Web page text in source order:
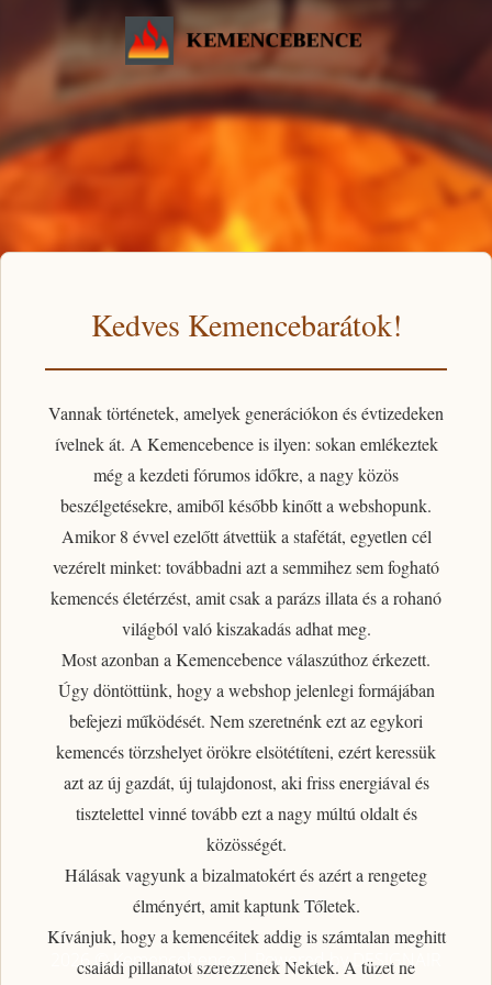
Kedves Kemencebarátok!
Vannak történetek, amelyek generációkon és évtizedeken
ívelnek át. A Kemencebenceis ilyen: sokan emlékeztek
még a kezdeti fórumos időkre, a nagy közös
beszélgetésekre, amiből később kinőtt a webshopunk.
Amikor 8 évvel ezelőtt átvettük a stafétát, egyetlen cél
vezérelt minket: továbbadni azt a semmihez sem fogható
kemencés életérzést, amit csak a parázs illata és a rohanó
világból való kiszakadás adhat meg.
Most azonban a Kemencebence válaszúthoz érkezett.
Úgy döntöttünk, hogy a webshop jelenlegi formájában
befejezi működését. Nem szeretnénk ezt az egykori
kemencés törzshelyet örökre elsötétíteni, ezértkeressük
azt az új gazdát, új tulajdonost, aki friss energiával és
tisztelettel vinné tovább ezt a nagy múltú oldalt és
közösségét.
Hálásak vagyunk a bizalmatokértés azért a rengeteg
élményért, amit kaptunk Tőletek.
Kívánjuk, hogy a kemencéitek addig is számtalan meghitt
családi pillanatot szerezzenek Nektek. A tüzet ne
2026 © Kemencebence | Powered by DESIGNAIR